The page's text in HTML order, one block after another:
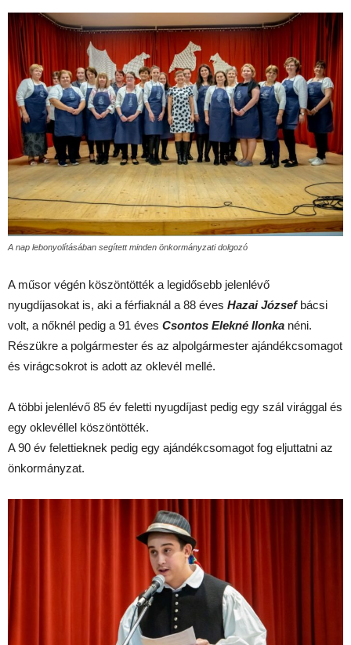
A nap lebonyolításában segített minden önkormányzati dolgozó
A műsor végén köszöntötték a legidősebb jelenlévő
nyugdíjasokat is, aki a férfiaknál a 88 éves Hazai Józsefbácsi
volt, a nőknél pedig a 91 éves Csontos Elekné Ilonka néni.
Részükre a polgármester és az alpolgármester ajándékcsomagot
és virágcsokrot is adott az oklevél mellé.
A többi jelenlévő 85 év feletti nyugdíjast pedig egy szál virággal és
egy oklevéllel köszöntötték.
A 90 év felettieknek pedig egy ajándékcsomagot fog eljuttatni az
önkormányzat.